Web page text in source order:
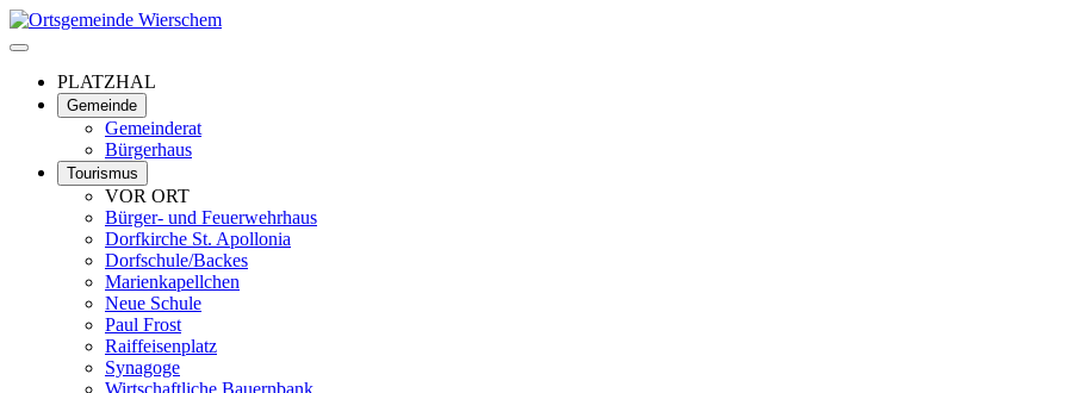
PLATZHAL
Gemeinde
Gemeinderat
Bürgerhaus
Tourismus
VOR ORT
Bürger- und Feuerwehrhaus
Dorfkirche St. Apollonia
Dorfschule/Backes
Marienkapellchen
Neue Schule
Paul Frost
Raiffeisenplatz
Synagoge
Wirtschaftliche Bauernbank